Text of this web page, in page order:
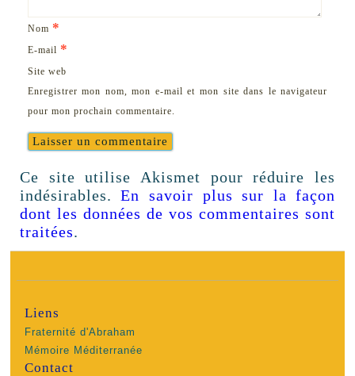
Nom *
E-mail *
Site web
Enregistrer mon nom, mon e-mail et mon site dans le navigateur
pour mon prochain commentaire.
Ce site utilise Akismet pour réduire les
indésirables.En savoir plus sur la façon
dont les données de vos commentaires sont
traitées.
Liens
Fraternité d'Abraham
Mémoire Méditerranée
Contact